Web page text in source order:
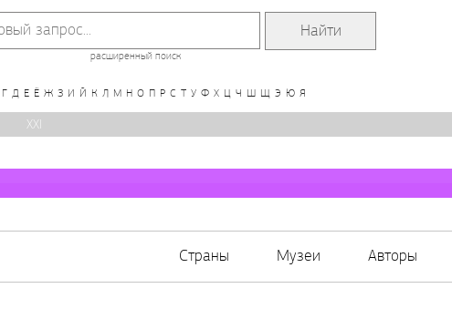
расширенный поиск
Г Д Е Ё Ж З И Й К Л М Н О П Р С Т У Ф Х Ц Ч Ш Щ Э Ю Я
XXI
Страны Музеи Авторы